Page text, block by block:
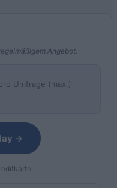
Angebot.
Umfrage (max.)
→